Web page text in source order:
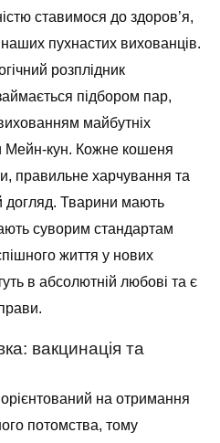
ставимося до здоров’я,
пухнастих вихованців.
розплідник
підбором пар,
майбутніх
Мейн-кун. Кожне кошеня
правильне харчування та
догляд. Тварини мають
суворим стандартам
життя у нових
в абсолютній любові та є
вакцинація та
на отримання
потомства, тому